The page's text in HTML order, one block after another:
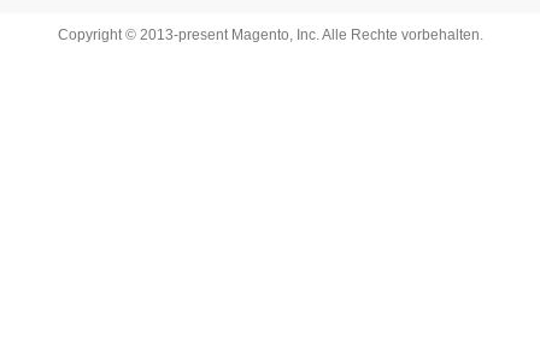
Copyright © 2013-present Magento, Inc. Alle Rechte vorbehalten.